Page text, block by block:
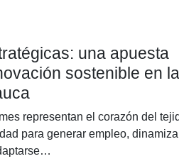
una apuesta
sostenible en
representan el corazón del
para generar empleo,